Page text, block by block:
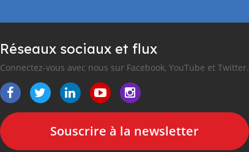
Réseaux sociaux et flux
Connectez-vous avec nous sur Facebook, YouTube et Twitter.
Souscrire à la newsletter